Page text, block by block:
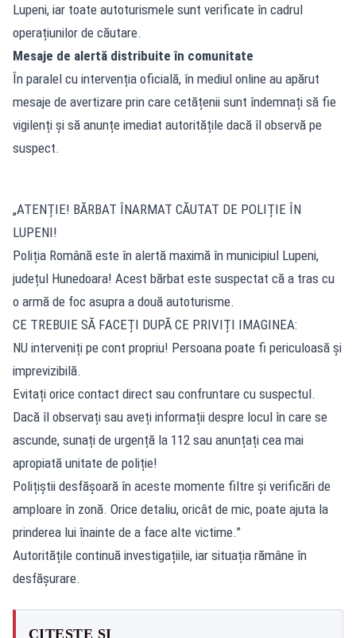
Lupeni, iar toate autoturismele sunt verificate în cadrul
operațiunilor de căutare.
Mesaje de alertă distribuite în comunitate
În paralel cu intervenția oficială, în mediul online au apărut
mesaje de avertizare prin care cetățenii sunt îndemnați să fie
vigilenți și să anunțe imediat autoritățile dacă îl observă pe
suspect.
„ATENȚIE! BĂRBAT ÎNARMAT CĂUTAT DE POLIȚIE ÎN
LUPENI!
Poliția Română este în alertă maximă în municipiul Lupeni,
județul Hunedoara! Acest bărbat este suspectat că a tras cu
o armă de foc asupra a două autoturisme.
CE TREBUIE SĂ FACEȚI DUPĂ CE PRIVIȚI IMAGINEA:
NU interveniți pe cont propriu! Persoana poate fi periculoasă și
imprevizibilă.
Evitați orice contact direct sau confruntare cu suspectul.
Dacă îl observați sau aveți informații despre locul în care se
ascunde, sunați de urgență la 112 sau anunțați cea mai
apropiată unitate de poliție!
Polițiștii desfășoară în aceste momente filtre și verificări de
amploare în zonă. Orice detaliu, oricât de mic, poate ajuta la
prinderea lui înainte de a face alte victime.”
Autoritățile continuă investigațiile, iar situația rămâne în
desfășurare.
CITEȘTE ȘI